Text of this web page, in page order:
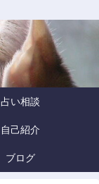
占い相談
自己紹介
ブログ